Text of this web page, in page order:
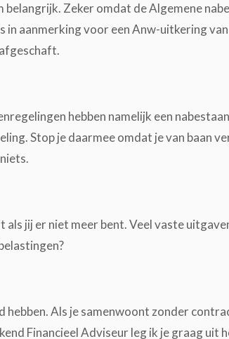
Zeker omdat de Algemene
in aanmerking voor een Anw-uitkering
hebben namelijk een
Stop je daarmee omdat je van baan
jij er niet meer bent. Veel vaste
Als je samenwoont zonder
Financieel Adviseur leg ik je graag uit